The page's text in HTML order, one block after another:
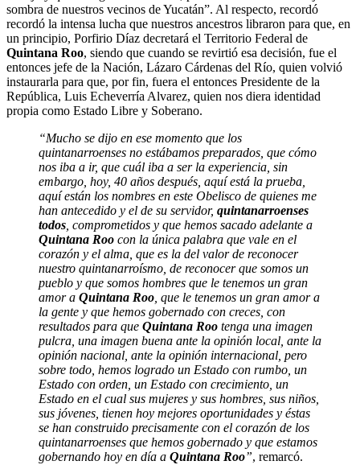
sombra de nuestros vecinos de Yucatán”. Al respecto, recordó
recordó la intensa lucha que nuestros ancestros libraron para que, en
un principio, Porfirio Díaz decretará el Territorio Federal de
Quintana Roo, siendo que cuando se revirtió esa decisión, fue el
entonces jefe de la Nación, Lázaro Cárdenas del Río, quien volvió
instaurarla para que, por fin, fuera el entonces Presidente de la
República, Luis Echeverría Alvarez, quien nos diera identidad
propia como Estado Libre y Soberano.
“Mucho se dijo en ese momento que los
quintanarroenses no estábamos preparados, que cómo
nos iba a ir, que cuál iba a ser la experiencia, sin
embargo, hoy, 40 años después, aquí está la prueba,
aquí están los nombres en este Obelisco de quienes me
han antecedido y el de su servidor, quintanarroenses
todos , comprometidos y que hemos sacado adelante a
Quintana Roo con la única palabra que vale en el
corazón y el alma, que es la del valor de reconocer
nuestro quintanarroísmo, de reconocer que somos un
pueblo y que somos hombres que le tenemos un gran
amor a Quintana Roo , que le tenemos un gran amor a
la gente y que hemos gobernado con creces, con
resultados para que Quintana Roo tenga una imagen
pulcra, una imagen buena ante la opinión local, ante la
opinión nacional, ante la opinión internacional, pero
sobre todo, hemos logrado un Estado con rumbo, un
Estado con orden, un Estado con crecimiento, un
Estado en el cual sus mujeres y sus hombres, sus niños,
sus jóvenes, tienen hoy mejores oportunidades y éstas
se han construido precisamente con el corazón de los
quintanarroenses que hemos gobernado y que estamos
gobernando hoy en día a Quintana Roo”, remarcó.